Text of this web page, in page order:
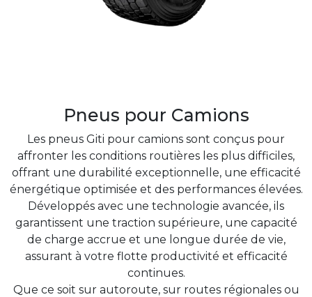
Pneus pour Camions
Les pneus Giti pour camions sont conçus pour
affronter les conditions routières les plus difficiles,
offrant une durabilité exceptionnelle, une efficacité
énergétique optimisée et des performances élevées.
Développés avec une technologie avancée, ils
garantissent une traction supérieure, une capacité
de charge accrue et une longue durée de vie,
assurant à votre flotte productivité et efficacité
continues.
Que ce soit sur autoroute, sur routes régionales ou